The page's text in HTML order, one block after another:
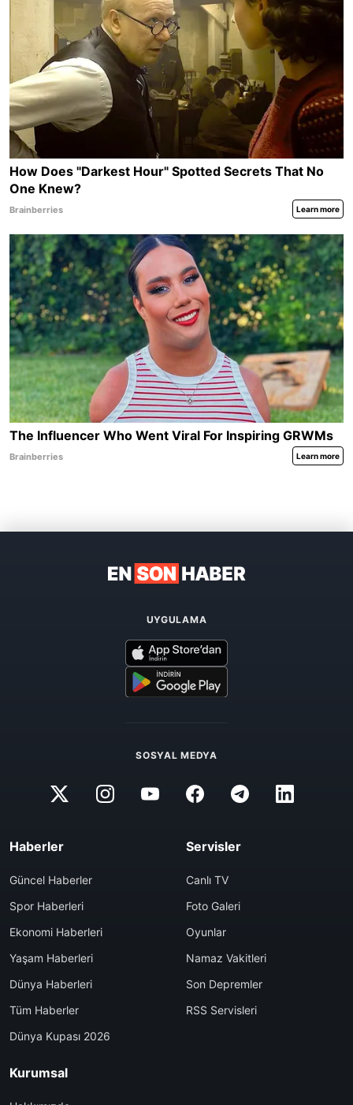
UYGULAMA
SOSYAL MEDYA
Haberler
Güncel Haberler
Spor Haberleri
Ekonomi Haberleri
Yaşam Haberleri
Dünya Haberleri
Tüm Haberler
Dünya Kupası 2026
Servisler
Canlı TV
Foto Galeri
Oyunlar
Namaz Vakitleri
Son Depremler
RSS Servisleri
Kurumsal